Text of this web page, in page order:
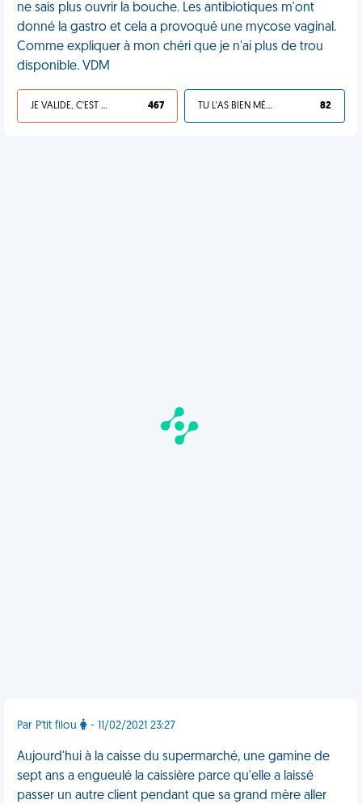
ne sais plus ouvrir la bouche. Les antibiotiques m'ont
donné la gastro et cela a provoqué une mycose vaginal.
Comme expliquer à mon chéri que je n'ai plus de trou
disponible. VDM
JE VALIDE, C'EST UNE VDM 467 TU L'AS BIEN MÉRITÉ 82
Par P'tit filou - 11/02/2021 23:27
Aujourd'hui à la caisse du supermarché, une gamine de
sept ans a engueulé la caissière parce qu'elle a laissé
passer un autre client pendant que sa grand mère aller